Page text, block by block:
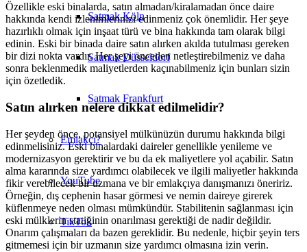
Satmak Köln
Satmak Düsseldorf
Satmak Frankfurt
Emlakçı?
YouTube
TikTok
Özellikle eski binalarda, satın almadan/kiralamadan önce daire
hakkında kendi izlenimlerinizi edinmeniz çok önemlidir. Her şeye
hazırlıklı olmak için inşaat türü ve bina hakkında tam olarak bilgi
edinin. Eski bir binada daire satın alırken akılda tutulması gereken
bir dizi nokta vardır. Her şeyi önceden netleştirebilmeniz ve daha
sonra beklenmedik maliyetlerden kaçınabilmeniz için bunları sizin
için özetledik.
Satın alırken nelere dikkat edilmelidir?
Her şeyden önce, potansiyel mülkünüzün durumu hakkında bilgi
edinmelisiniz. Eski binalardaki daireler genellikle yenileme ve
modernizasyon gerektirir ve bu da ek maliyetlere yol açabilir. Satın
alma kararında size yardımcı olabilecek ve ilgili maliyetler hakkında
fikir verebilecek bir uzmana ve bir emlakçıya danışmanızı öneririz.
Örneğin, dış cephenin hasar görmesi ve nemin daireye girerek
küflenmeye neden olması mümkündür. Stabilitenin sağlanması için
eski mülklerin statiğinin onarılması gerektiği de nadir değildir.
Onarım çalışmaları da bazen gereklidir. Bu nedenle, hiçbir şeyin ters
gitmemesi için bir uzmanın size yardımcı olmasına izin verin.